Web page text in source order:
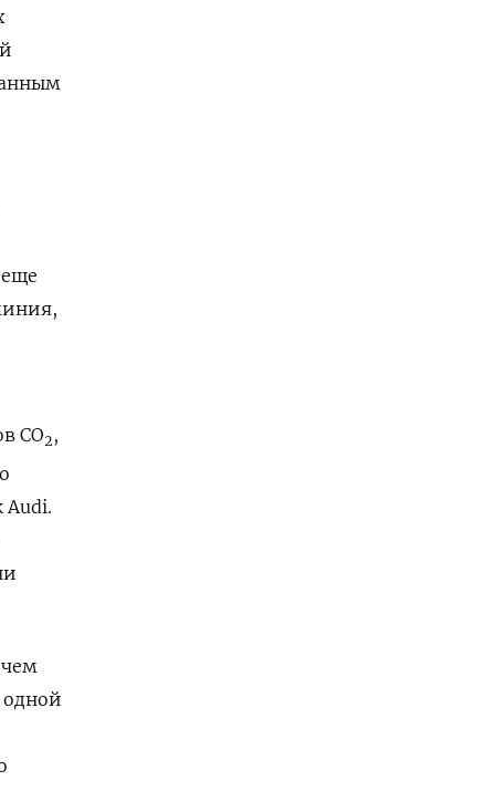
СО2,
Audi.
одной